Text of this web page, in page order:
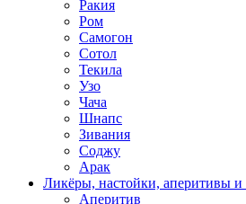
Ракия
Ром
Самогон
Сотол
Текила
Узо
Чача
Шнапс
Зивания
Соджу
Арак
Ликёры, настойки, аперитивы и
Аперитив